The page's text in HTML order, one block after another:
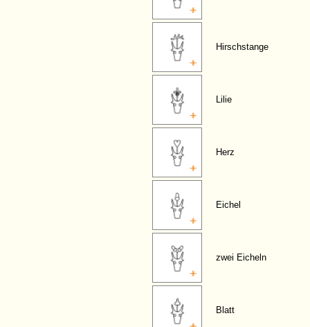
Hirschstange
Lilie
Herz
Eichel
zwei Eicheln
Blatt